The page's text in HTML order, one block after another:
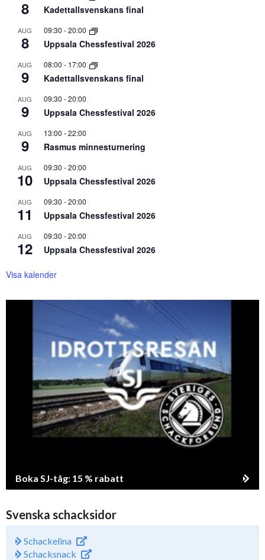
8 Kadettallsvenskans final
AUG
8
09:30 -20:00
Uppsala Chessfestival 2026
AUG
9
08:00 - 17:00
Kadettallsvenskans final
AUG
9
09:30 -20:00
Uppsala Chessfestival 2026
AUG
9
13:00 -22:00
Rasmus minnesturnering
AUG
10
09:30 -20:00
Uppsala Chessfestival 2026
AUG
11
09:30 -20:00
Uppsala Chessfestival 2026
AUG
12
09:30 -20:00
Uppsala Chessfestival 2026
Visa kalender
Boka SJ-tåg: 15 % rabatt
Svenska schacksidor
Schackelina
Schacksnack